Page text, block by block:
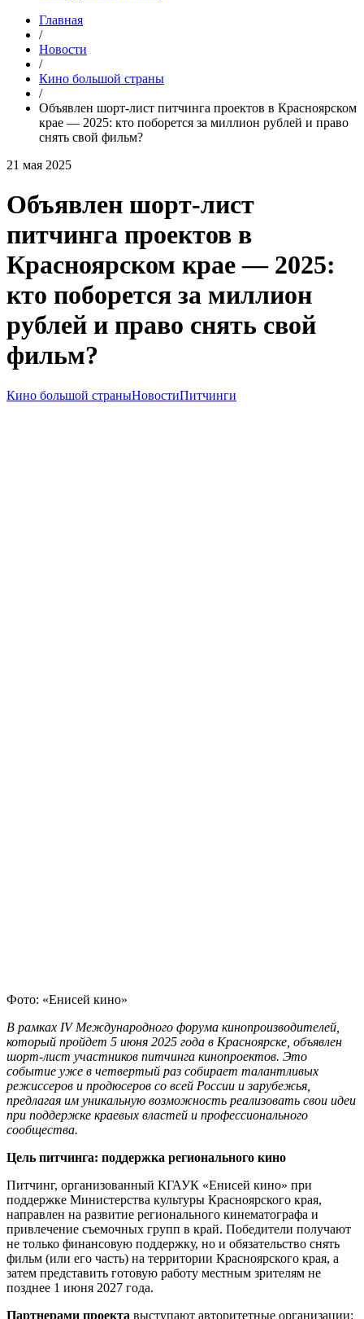
Главная
/
Новости
/
Кино большой страны
/
Объявлен шорт-лист питчинга проектов в Красноярском
крае — 2025: кто поборется за миллион рублей и право
снять свой фильм?
21 мая 2025
Объявлен шорт-лист
питчинга проектов в
Красноярском крае — 2025:
кто поборется за миллион
рублей и право снять свой
фильм?
Кино большой страныНовостиПитчинги
Фото: «Енисей кино»
В рамках IV Международного форума кинопроизводителей,
который пройдет 5 июня 2025 года в Красноярске, объявлен
шорт-лист участников питчинга кинопроектов. Это
событие уже в четвертый раз собирает талантливых
режиссеров и продюсеров со всей России и зарубежья,
предлагая им уникальную возможность реализовать свои идеи
при поддержке краевых властей и профессионального
сообщества.
Цель питчинга: поддержка регионального кино
Питчинг, организованный КГАУК «Енисей кино» при
поддержке Министерства культуры Красноярского края,
направлен на развитие регионального кинематографа и
привлечение съемочных групп в край. Победители получают
не только финансовую поддержку, но и обязательство снять
фильм (или его часть) на территории Красноярского края, а
затем представить готовую работу местным зрителям не
позднее 1 июня 2027 года.
Партнерами проекта выступают авторитетные организации: